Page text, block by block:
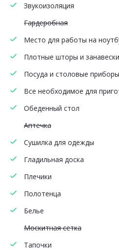
Звукоизоляция
Гардеробная
Место для работы на
Плотные шторы и занавески
Посуда и столовые приборы
Все необходимое для
Обеденный стол
Аптечка
Сушилка для одежды
Гладильная доска
Плечики
Полотенца
Белье
Москитная сетка
Тапочки